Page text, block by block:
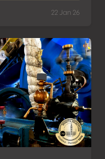
22 Jan 26
fois la Spirits